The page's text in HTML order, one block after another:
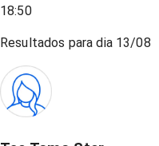
18:50
Resultados para dia 13/08